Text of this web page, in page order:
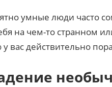
умные люди часто
на чем-то странном
у вас действительно